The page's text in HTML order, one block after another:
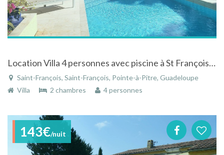
Location Villa 4 personnes avec piscine à St François en bordure de plage en Guadeloupe
Saint-François, Saint-François, Pointe-à-Pitre, Guadeloupe
Villa
2 chambres 4 personnes
143€/nuit